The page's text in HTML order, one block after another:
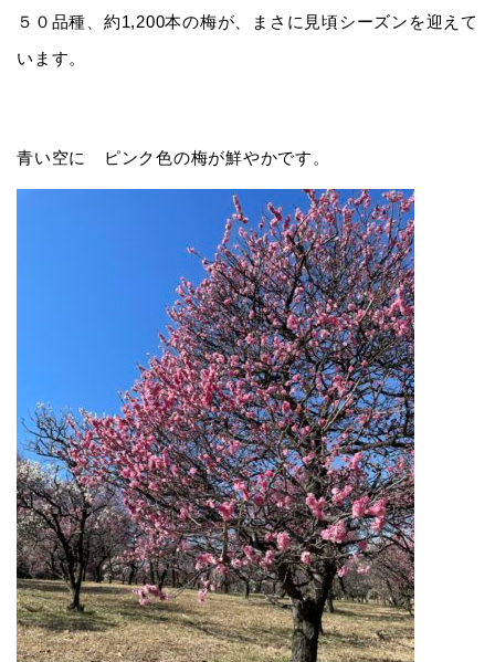
５０品種、約1,200本の梅が、まさに見頃シーズンを迎えて
います。
青い空に ピンク色の梅が鮮やかです。